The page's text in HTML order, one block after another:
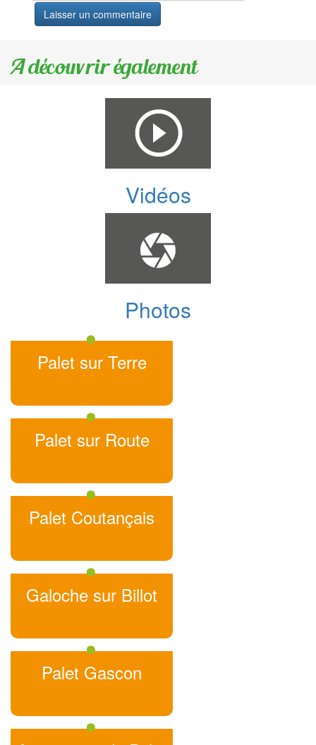
A découvrir également
Vidéos
Photos
Palet sur Terre
Palet sur Route
Palet Coutançais
Galoche sur Billot
Palet Gascon